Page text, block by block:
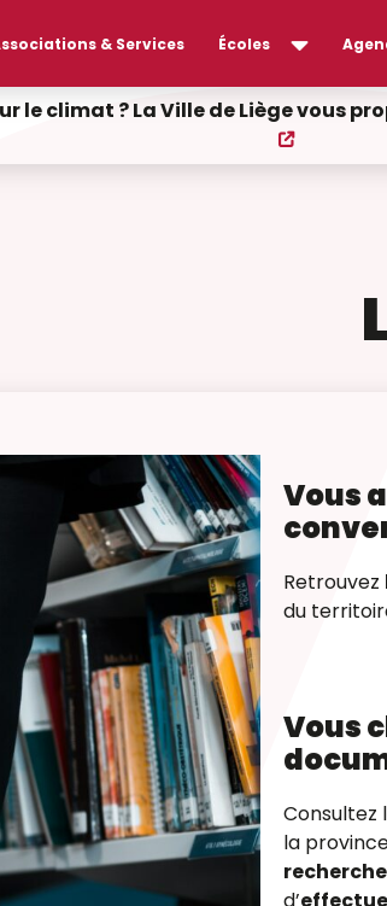
& Services Écoles
le climat ? La Ville de Liège vous
Vous
Retrouvez
du
Vous
Consultez
la
d’